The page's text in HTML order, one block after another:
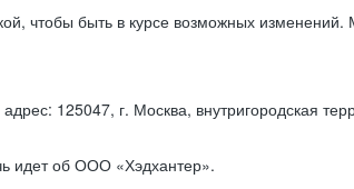
чтобы быть в курсе возможных
125047, г. Москва, внутригородская
идет об ООО «Хэдхантер».